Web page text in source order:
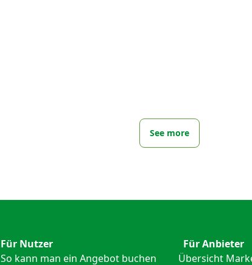
See more
Für Nutzer
So kann man ein Angebot buchen
Für Anbieter
Übersicht